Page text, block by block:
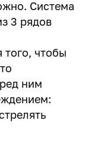
Система
3 рядов
чтобы
ним